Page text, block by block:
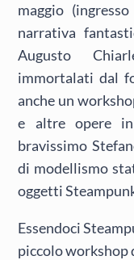
maggio
narrativa
Augusto
immortalati dal
anche un
e altre opere
bravissimo
di modellismo
oggetti
Essendoci
piccolo workshop